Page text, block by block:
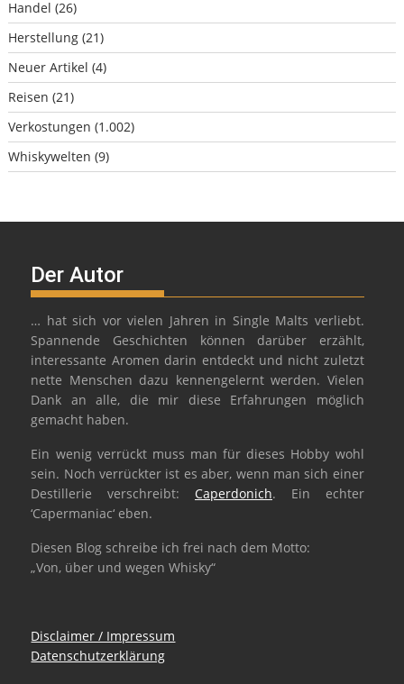
Handel (26)
Herstellung (21)
Neuer Artikel (4)
Reisen (21)
Verkostungen (1.002)
Whiskywelten (9)
Der Autor
… hat sich vor vielen Jahren in Single Malts verliebt.
Spannende Geschichten können darüber erzählt,
interessante Aromen darin entdeckt und nicht zuletzt
nette Menschen dazu kennengelernt werden. Vielen
Dank an alle, die mir diese Erfahrungen möglich
gemacht haben.
Ein wenig verrückt muss man für dieses Hobby wohl
sein. Noch verrückter ist es aber, wenn man sich einer
Destillerie verschreibt: Caperdonich. Ein echter
‘Capermaniac‘ eben.
Diesen Blog schreibe ich frei nach dem Motto:
„Von, über und wegen Whisky“
Disclaimer / Impressum
Datenschutzerklärung